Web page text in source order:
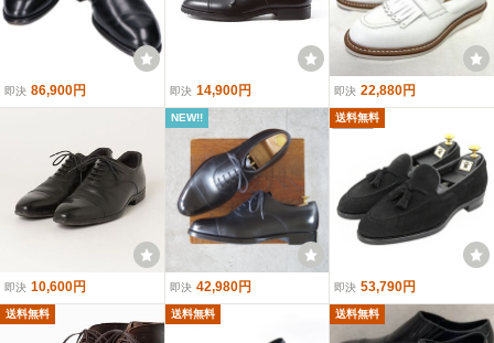
即決 86,900円 即決 14,900円 即決 22,880円
即決 10,600円
NEW!!
即決 42,980円
送料無料
即決 53,790円
送料無料 送料無料 送料無料